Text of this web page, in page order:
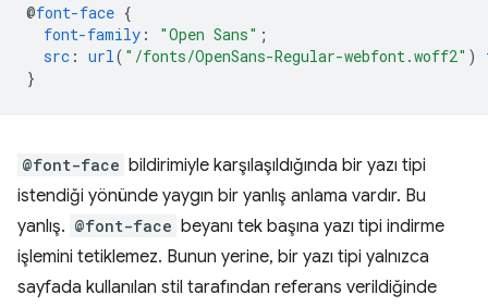
@font-face {
font-family : "Open Sans" ;
src : url ( "/fonts/OpenSans-Regular-webfont.woff2" )
}
@font-face bildirimiyle karşılaşıldığında bir yazı tipi
istendiği yönünde yaygın bir yanlış anlama vardır. Bu
yanlış. @font-face beyanı tek başına yazı tipi indirme
işlemini tetiklemez. Bunun yerine, bir yazı tipi yalnızca
sayfada kullanılan stil tarafından referans verildiğinde